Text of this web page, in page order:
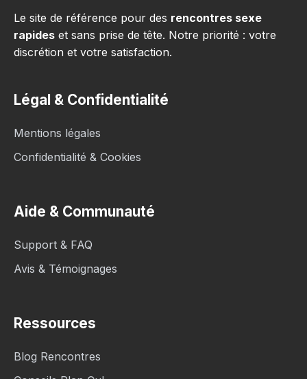
Le site de référence pour des rencontres sexe
rapides et sans prise de tête. Notre priorité : votre
discrétion et votre satisfaction.
Légal & Confidentialité
Mentions légales
Confidentialité & Cookies
Aide & Communauté
Support & FAQ
Avis & Témoignages
Ressources
Blog Rencontres